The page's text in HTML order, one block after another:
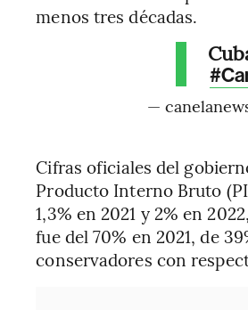
menos tres décadas.
—
Cifras oficiales del
Producto Interno Bruto
1,3% en 2021 y 2% en
fue del 70% en 2021, de
conservadores con